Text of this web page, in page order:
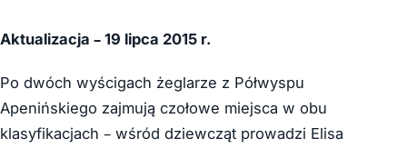
Aktualizacja – 19 lipca 2015 r.
Po dwóch wyścigach żeglarze z Półwyspu
Apenińskiego zajmują czołowe miejsca w obu
klasyfikacjach – wśród dziewcząt prowadzi Elisa